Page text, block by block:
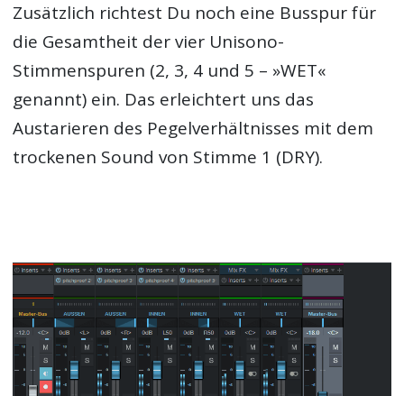
Zusätzlich richtest Du noch eine Busspur für
die Gesamtheit der vier Unisono-
Stimmenspuren (2, 3, 4 und 5 – »WET«
genannt) ein. Das erleichtert uns das
Austarieren des Pegelverhältnisses mit dem
trockenen Sound von Stimme 1 (DRY).